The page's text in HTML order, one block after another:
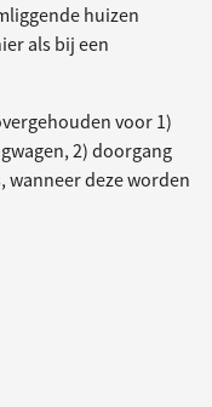
huizen
als bij een
voor 1)
2) doorgang
wanneer deze worden